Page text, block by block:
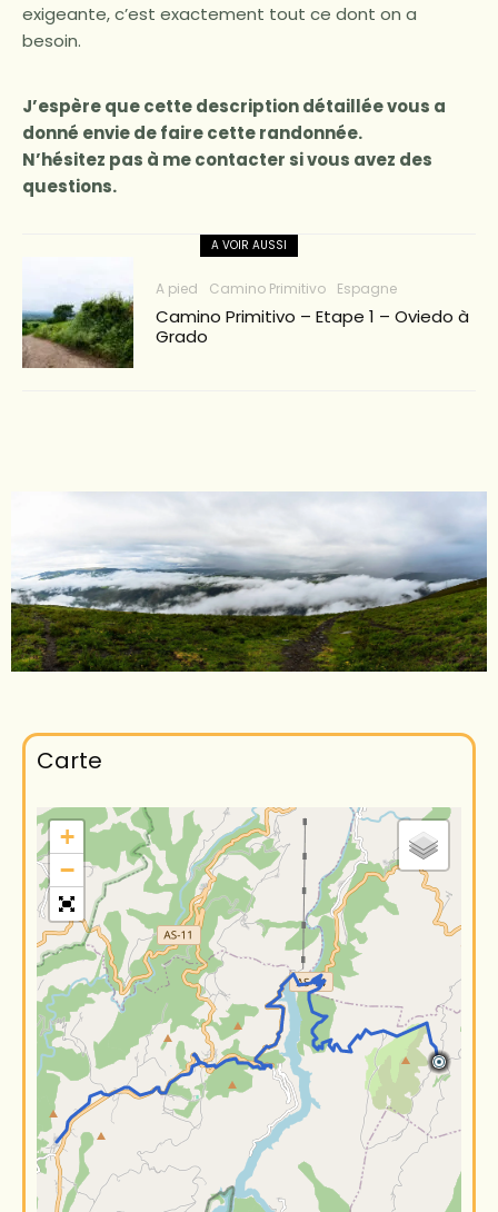
exigeante, c’est exactement tout ce dont on a
besoin.
J’espère que cette description détaillée vous a
donné envie de faire cette randonnée.
N’hésitez pas à me contacter si vous avez des
questions.
A VOIR AUSSI
A pied Camino Primitivo Espagne
Camino Primitivo – Etape 1 – Oviedo à
Grado
Carte
+
−